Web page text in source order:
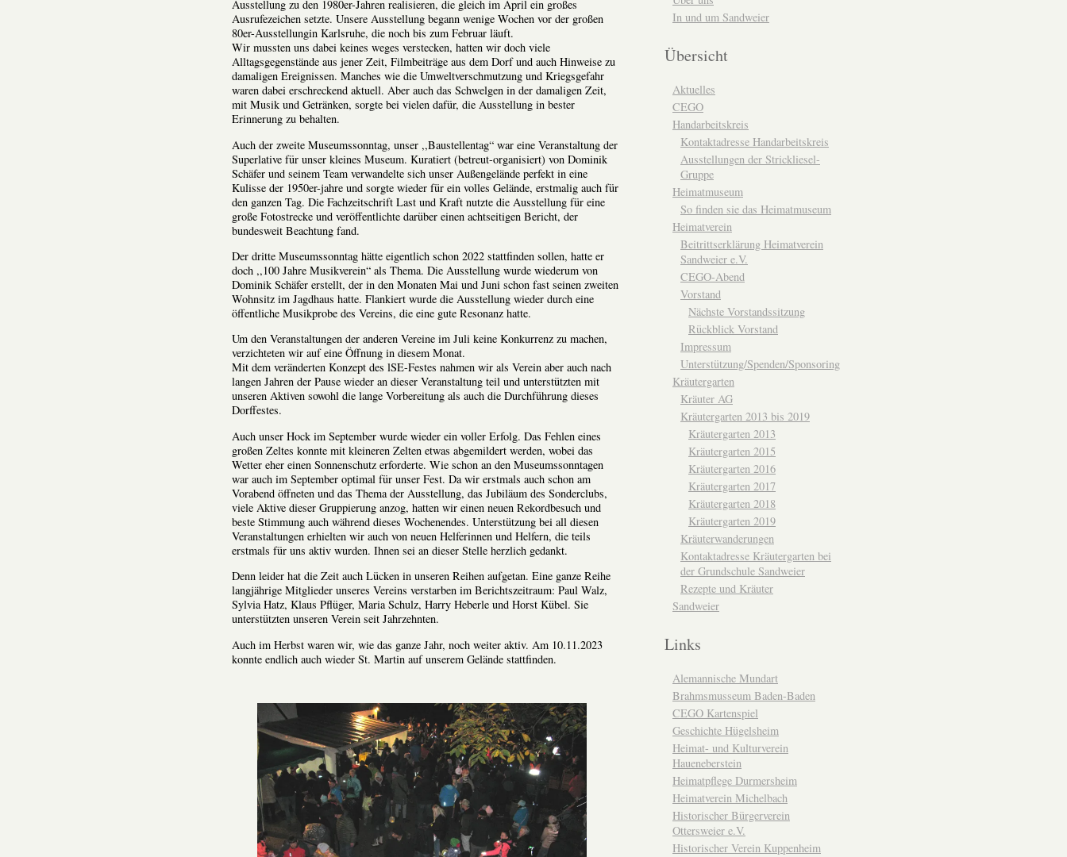
Ausstellung zu den 1980er-Jahren realisieren, die gleich im April ein großes
Ausrufezeichen setzte. Unsere Ausstellung begann wenige Wochen vor der großen
80er-Ausstellungin Karlsruhe, die noch bis zum Februar läuft.
Wir mussten uns dabei keines weges verstecken, hatten wir doch viele
Alltagsgegenstände aus jener Zeit, Filmbeiträge aus dem Dorf und auch Hinweise zu
damaligen Ereignissen. Manches wie die Umweltverschmutzung und Kriegsgefahr
waren dabei erschreckend aktuell. Aber auch das Schwelgen in der damaligen Zeit,
mit Musik und Getränken, sorgte bei vielen dafür, die Ausstellung in bester
Erinnerung zu behalten.
Auch der zweite Museumssonntag, unser ,,Baustellentag“ war eine Veranstaltung der
Superlative für unser kleines Museum. Kuratiert (betreut-organisiert) von Dominik
Schäfer und seinem Team verwandelte sich unser Außengelände perfekt in eine
Kulisse der 1950er-jahre und sorgte wieder für ein volles Gelände, erstmalig auch für
den ganzen Tag. Die Fachzeitschrift Last und Kraft nutzte die Ausstellung für eine
große Fotostrecke und veröffentlichte darüber einen achtseitigen Bericht, der
bundesweit Beachtung fand.
Der dritte Museumssonntag hätte eigentlich schon 2022 stattfinden sollen, hatte er
doch ,,100 Jahre Musikverein“ als Thema. Die Ausstellung wurde wiederum von
Dominik Schäfer erstellt, der in den Monaten Mai und Juni schon fast seinen zweiten
Wohnsitz im Jagdhaus hatte. Flankiert wurde die Ausstellung wieder durch eine
öffentliche Musikprobe des Vereins, die eine gute Resonanz hatte.
Um den Veranstaltungen der anderen Vereine im Juli keine Konkurrenz zu machen,
verzichteten wir auf eine Öffnung in diesem Monat.
Mit dem veränderten Konzept des lSE-Festes nahmen wir als Verein aber auch nach
langen Jahren der Pause wieder an dieser Veranstaltung teil und unterstützten mit
unseren Aktiven sowohl die lange Vorbereitung als auch die Durchführung dieses
Dorffestes.
Auch unser Hock im September wurde wieder ein voller Erfolg. Das Fehlen eines
großen Zeltes konnte mit kleineren Zelten etwas abgemildert werden, wobei das
Wetter eher einen Sonnenschutz erforderte. Wie schon an den Museumssonntagen
war auch im September optimal für unser Fest. Da wir erstmals auch schon am
Vorabend öffneten und das Thema der Ausstellung, das Jubiläum des Sonderclubs,
viele Aktive dieser Gruppierung anzog, hatten wir einen neuen Rekordbesuch und
beste Stimmung auch während dieses Wochenendes. Unterstützung bei all diesen
Veranstaltungen erhielten wir auch von neuen Helferinnen und Helfern, die teils
erstmals für uns aktiv wurden. Ihnen sei an dieser Stelle herzlich gedankt.
Denn leider hat die Zeit auch Lücken in unseren Reihen aufgetan. Eine ganze Reihe
langjährige Mitglieder unseres Vereins verstarben im Berichtszeitraum: Paul Walz,
Sylvia Hatz, Klaus Pflüger, Maria Schulz, Harry Heberle und Horst Kübel. Sie
unterstützten unseren Verein seit Jahrzehnten.
Auch im Herbst waren wir, wie das ganze Jahr, noch weiter aktiv. Am 10.11.2023
konnte endlich auch wieder St. Martin auf unserem Gelände stattfinden.
In und um Sandweier
Übersicht
Aktuelles
CEGO
Handarbeitskreis
Kontaktadresse Handarbeitskreis
Ausstellungen der Strickliesel-
Gruppe
Heimatmuseum
So finden sie das Heimatmuseum
Heimatverein
Beitrittserklärung Heimatverein
Sandweier e.V.
CEGO-Abend
Vorstand
Nächste Vorstandssitzung
Rückblick Vorstand
Impressum
Unterstützung/Spenden/Sponsoring
Kräutergarten
Kräuter AG
Kräutergarten 2013 bis 2019
Kräutergarten 2013
Kräutergarten 2015
Kräutergarten 2016
Kräutergarten 2017
Kräutergarten 2018
Kräutergarten 2019
Kräuterwanderungen
Kontaktadresse Kräutergarten bei
der Grundschule Sandweier
Rezepte und Kräuter
Sandweier
Links
Alemannische Mundart
Brahmsmusseum Baden-Baden
CEGO Kartenspiel
Geschichte Hügelsheim
Heimat- und Kulturverein
Haueneberstein
Heimatpflege Durmersheim
Heimatverein Michelbach
Historischer Bürgerverein
Ottersweier e.V.
Historischer Verein Kuppenheim